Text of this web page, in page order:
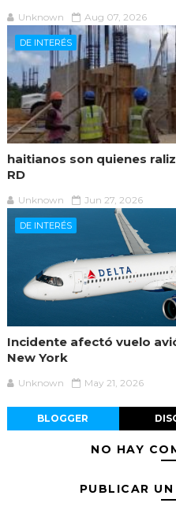
Unknown Aug 07, 2026
DE INTERÉS
haitianos son quienes
RD
Unknown Jun 27, 2026
DE INTERÉS
Incidente afectó vuelo
New York
Unknown May 21, 2026
BLOGGER
NO HAY
PUBLICAR